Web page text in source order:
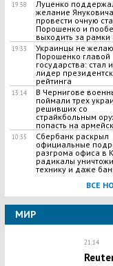
19:58
Луценко
желание Януковича
провести очную
Порошенко и
выходить за рамки
19:33
Украинцы не
Порошенко главой
государства: стал
лидер
рейтинга
13:14
В Чернигове
поймали трех
решивших со
страйкбольным
попасть на
10:35
Сбербанк раскрыл
официальные
разгрома офиса в
радикалы
технику и даже
ВСЕ
МИР
21:14